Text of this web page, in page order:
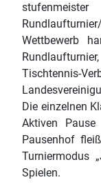
Wettbewerb
Tischtennis-
Die einzelnen
Aktiven
Pausenhof
Turniermodus
Spielen.